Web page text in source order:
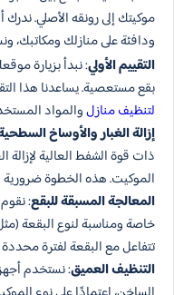
موكيتك إلى رونقه الأصلي.
ودافئة على منازلك ومكاتبك،
التقييم الأولي: نبدأ بزيارة
بقع مستعصية. يساعدنا هذا
لتنظيف منازلوالمواد
إزالة الغبار والأوساخ
ذات قوة الشفط العالية لإزالة
الموكيت. هذه الخطوة ضرورية
المعالجة المسبقة للبقع:
خاصة ومناسبة لنوع البقعة
تتفاعل مع البقعة لفترة محددة
التنظيف العميق: نستخدم